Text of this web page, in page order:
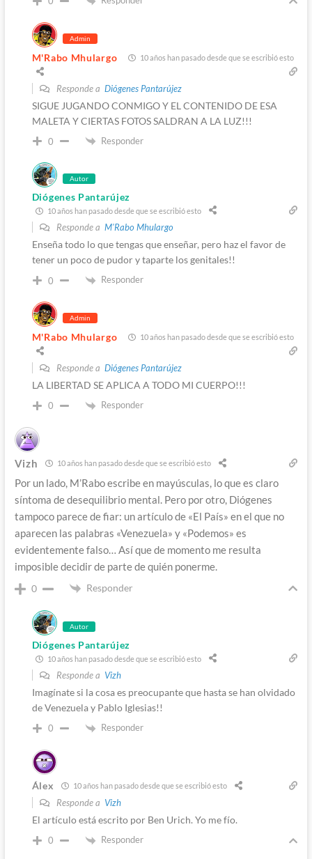
Admin
M'Rabo Mhulargo 10 años han pasado desde que se escribió esto
Responde a Diógenes Pantarújez
SIGUE JUGANDO CONMIGO Y EL CONTENIDO DE ESA
MALETA Y CIERTAS FOTOS SALDRAN A LA LUZ!!!
0 Responder
Autor
Diógenes Pantarújez
10 años han pasado desde que se escribió esto
Responde a M'Rabo Mhulargo
Enseña todo lo que tengas que enseñar, pero haz el favor de
tener un poco de pudor y taparte los genitales!!
0 Responder
Admin
M'Rabo Mhulargo 10 años han pasado desde que se escribió esto
Responde a Diógenes Pantarújez
LA LIBERTAD SE APLICA A TODO MI CUERPO!!!
0 Responder
Vizh 10 años han pasado desde que se escribió esto
Por un lado, M’Rabo escribe en mayúsculas, lo que es claro
síntoma de desequilibrio mental. Pero por otro, Diógenes
tampoco parece de fiar: un artículo de «El País» en el que no
aparecen las palabras «Venezuela» y «Podemos» es
evidentemente falso… Así que de momento me resulta
imposible decidir de parte de quién ponerme.
0 Responder
Autor
Diógenes Pantarújez
10 años han pasado desde que se escribió esto
Responde a Vizh
Imagínate si la cosa es preocupante que hasta se han olvidado
de Venezuela y Pablo Iglesias!!
0 Responder
Álex 10 años han pasado desde que se escribió esto
Responde a Vizh
El artículo está escrito por Ben Urich. Yo me fío.
0 Responder